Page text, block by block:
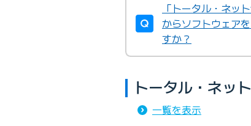
「トータル・ネッ
からソフトウェア
すか？
トータル・ネッ
一覧を表示